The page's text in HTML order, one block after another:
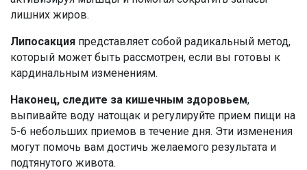
лишних жиров.
Липосакция представляет собой радикальный метод,
который может быть рассмотрен, если вы готовы к
кардинальным изменениям.
Наконец, следите за кишечным здоровьем,
выпивайте воду натощак и регулируйте прием пищи на
5-6 небольших приемов в течение дня. Эти изменения
могут помочь вам достичь желаемого результата и
подтянутого живота.